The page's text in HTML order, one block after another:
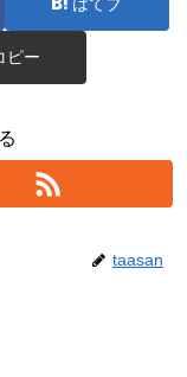
ピー
taasan